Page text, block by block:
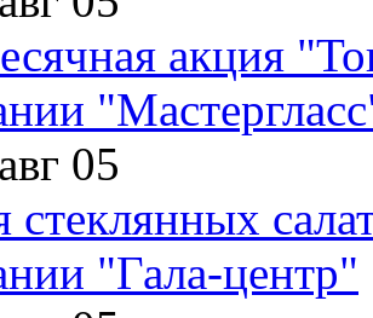
акция
05
стеклянных
"Гала-центр"